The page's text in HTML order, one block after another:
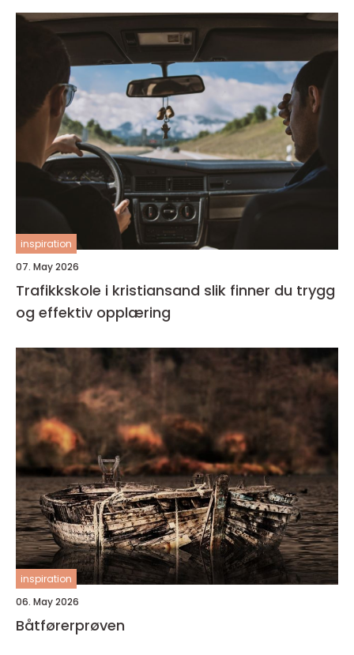
inspiration
07. May 2026
Trafikkskole i kristiansand slik finner du trygg
og effektiv opplæring
inspiration
06. May 2026
Båtførerprøven